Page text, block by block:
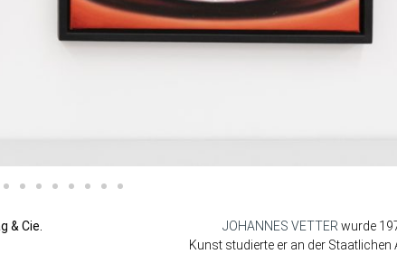
& Cie. JOHANNES VETTER wurde
Kunst studierte er an der Staatlichen